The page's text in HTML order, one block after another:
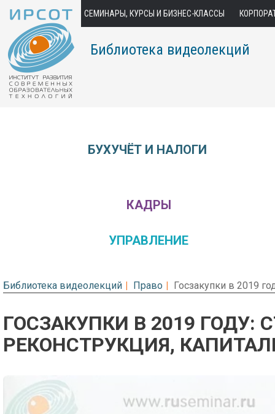
СЕМИНАРЫ, КУРСЫ И БИЗНЕС-КЛАССЫ
Библиотека видеолекций
БУХУЧЁТ И НАЛОГИ
КАДРЫ
УПРАВЛЕНИЕ
Библиотека видеолекций Право Госзакупки в 2019
ГОСЗАКУПКИ В 2019 ГОДУ:
РЕКОНСТРУКЦИЯ,
Предварительный просмотр.